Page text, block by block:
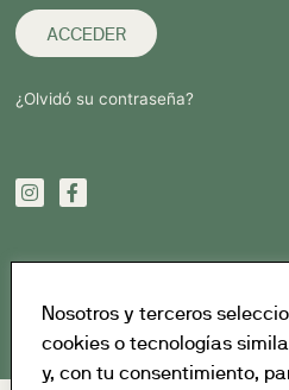
ACCEDER
¿Olvidó su contraseña?
Nosotros y terceros
cookies o tecnologías
y, con tu consentimiento,